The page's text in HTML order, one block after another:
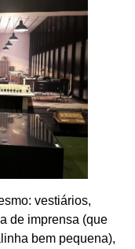
vestiários,
de imprensa (que
bem pequena),